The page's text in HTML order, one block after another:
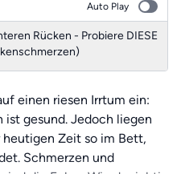
Auto Play
Rücken - Probiere DIESE
einen riesen Irrtum ein:
ist gesund. Jedoch liegen
Zeit so im Bett,
Schmerzen und